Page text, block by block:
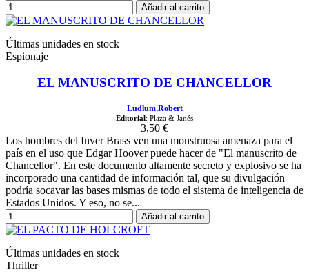
Añadir al carrito
Últimas unidades en stock
Espionaje
EL MANUSCRITO DE CHANCELLOR
Ludlum,Robert
Editorial: Plaza & Janés
3,50 €
Los hombres del Inver Brass ven una monstruosa amenaza para el
país en el uso que Edgar Hoover puede hacer de "El manuscrito de
Chancellor". En este documento altamente secreto y explosivo se ha
incorporado una cantidad de información tal, que su divulgación
podría socavar las bases mismas de todo el sistema de inteligencia de
Estados Unidos. Y eso, no se...
Añadir al carrito
Últimas unidades en stock
Thriller